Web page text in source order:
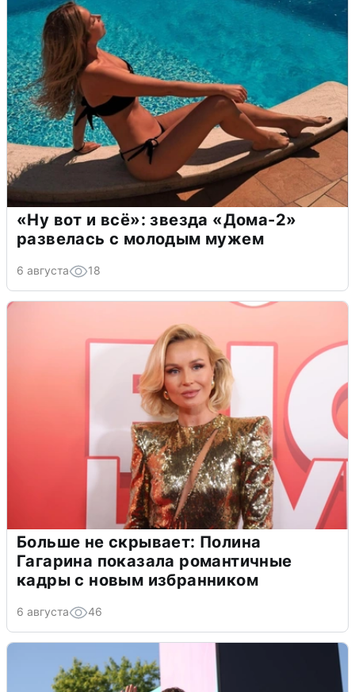
«Ну вот и всё»: звезда «Дома-2»
развелась с молодым мужем
6 августа 18
Больше не скрывает: Полина
Гагарина показала романтичные
кадры с новым избранником
6 августа 46